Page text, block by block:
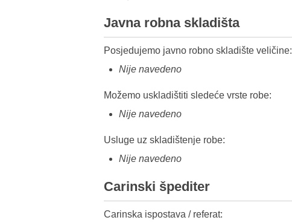
Javna robna skladišta
Posjedujemo javno robno skladište veličine:
Nije navedeno
Možemo uskladištiti sledeće vrste robe:
Nije navedeno
Usluge uz skladištenje robe:
Nije navedeno
Carinski špediter
Carinska ispostava / referat: